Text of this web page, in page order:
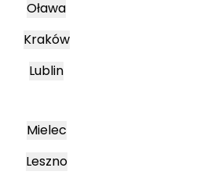
Oława
Kraków
Lublin
Mielec
Leszno